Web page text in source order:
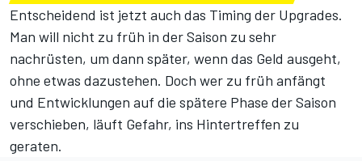
Entscheidend ist jetzt auch das Timing der Upgrades.
Man will nicht zu früh in der Saison zu sehr
nachrüsten, um dann später, wenn das Geld ausgeht,
ohne etwas dazustehen. Doch wer zu früh anfängt
und Entwicklungen auf die spätere Phase der Saison
verschieben, läuft Gefahr, ins Hintertreffen zu
geraten.